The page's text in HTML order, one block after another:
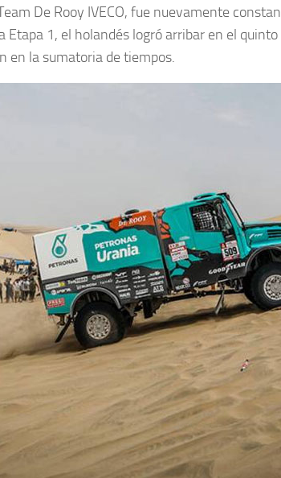
De Rooy IVECO, fue nuevamente
Etapa 1, el holandés logró arribar en el
en la sumatoria de tiempos.